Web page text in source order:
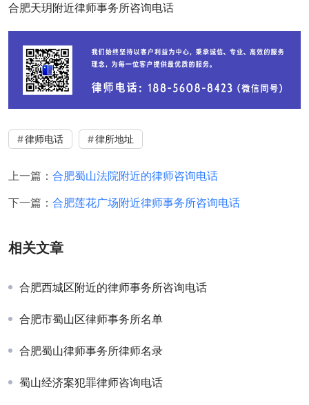
合肥天玥附近律师事务所咨询电话
律师电话 律所地址
上一篇： 合肥蜀山法院附近的律师咨询电话
下一篇： 合肥莲花广场附近律师事务所咨询电话
相关文章
合肥西城区附近的律师事务所咨询电话
合肥市蜀山区律师事务所名单
合肥蜀山律师事务所律师名录
蜀山经济案犯罪律师咨询电话